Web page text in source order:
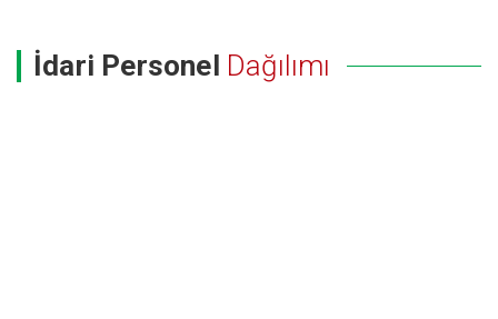
İdari Personel Dağılımı